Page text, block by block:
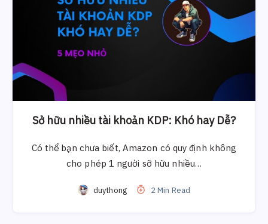
Sở hữu nhiều tài khoản KDP: Khó hay Dễ?
Có thể bạn chưa biết, Amazon có quy định không
cho phép 1 người sỡ hữu nhiều…
duythong 2 Min Read